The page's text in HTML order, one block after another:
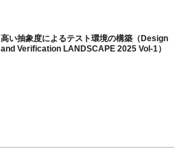
高い抽象度によるテスト環境の構築（Design
and Verification LANDSCAPE 2025 Vol-1）